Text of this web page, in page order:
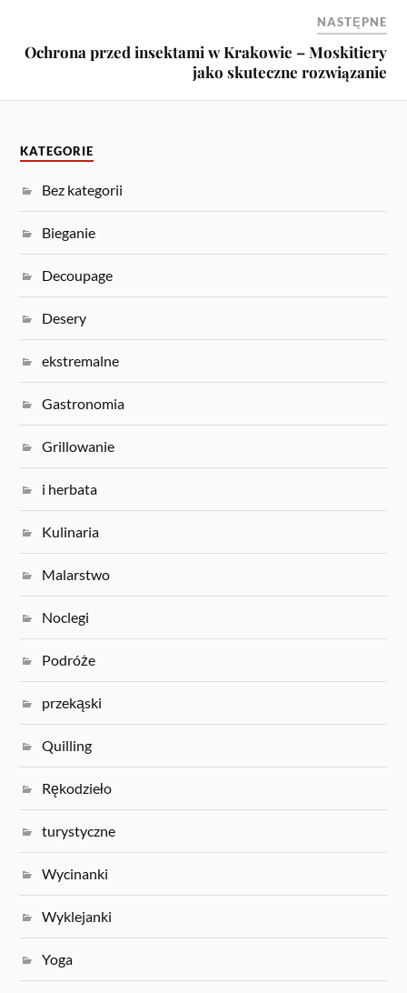
NASTĘPNE
Ochrona przed insektami w Krakowie – Moskitiery
jako skuteczne rozwiązanie
KATEGORIE
Bez kategorii
Bieganie
Decoupage
Desery
ekstremalne
Gastronomia
Grillowanie
i herbata
Kulinaria
Malarstwo
Noclegi
Podróże
przekąski
Quilling
Rękodzieło
turystyczne
Wycinanki
Wyklejanki
Yoga